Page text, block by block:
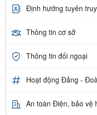
Định hướng tuyên
Thông tin cơ sở
Thông tin đối ngoại
Hoạt động Đảng -
An toàn Điện, bảo vệ